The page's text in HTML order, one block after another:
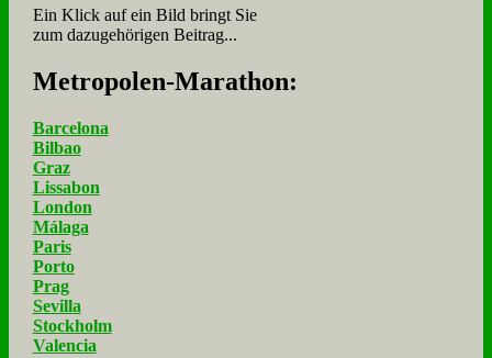
Ein Klick auf ein Bild bringt Sie
zum dazugehörigen Beitrag...
Me­tro­po­len-Ma­ra­thon:
Barcelona
Bilbao
Graz
Lissabon
London
Málaga
Paris
Porto
Prag
Sevilla
Stockholm
Valencia